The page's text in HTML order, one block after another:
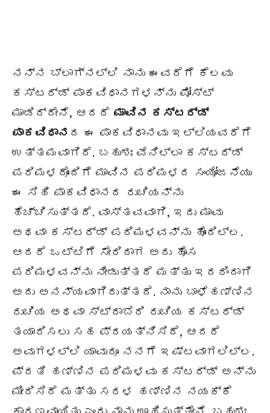
ನನ್ನ ಬ್ಲಾಗ್‌ನಲ್ಲಿ ನಾನು ಈವರೆಗೆ ಕೆಲವು
ಕಸ್ಟರ್ಡ್ ಪಾಕವಿಧಾನಗಳನ್ನು ಪೋಸ್ಟ್
ಮಾಡಿದ್ದೇನೆ, ಆದರೆ ಮಾವಿನ ಕಸ್ಟರ್ಡ್
ಪಾಕವಿಧಾನ ದ ಈ ಪಾಕವಿಧಾನವು ಇಲ್ಲಿಯವರೆಗೆ
ಉತ್ತಮವಾಗಿದೆ. ಬಹುಶಃ ವೆನಿಲ್ಲಾ ಕಸ್ಟರ್ಡ್
ಪರಿಮಳದೊಂದಿಗೆ ಮಾವಿನ ಪರಿಮಳದ ಸಂಯೋಜನೆಯು
ಈ ಸಿಹಿ ಪಾಕವಿಧಾನದ ರುಚಿಯನ್ನು
ಹೆಚ್ಚಿಸುತ್ತದೆ. ವಾಸ್ತವವಾಗಿ, ಇದು ಮಾವು
ಅಥವಾ ಕಸ್ಟರ್ಡ್ ಪರಿಮಳವನ್ನು ಹೊಂದಿಲ್ಲ.
ಆದರೆ ಒಟ್ಟಿಗೆ ಸೇರಿದಾಗ ಅದು ಹೊಸ
ಪರಿಮಳವನ್ನು ನೀಡುತ್ತದೆ ಮತ್ತು ಇದರಿಂದಾಗಿ
ಅದು ಅನನ್ಯವಾಗಿರುತ್ತದೆ. ನಾನು ಬಾಳೆಹಣ್ಣಿನ
ರುಚಿಯ ಅಥವಾ ಸ್ಟ್ರಾಬೆರಿ ರುಚಿಯ ಕಸ್ಟರ್ಡ್
ತಯಾರಿಸಲು ಸಹ ಪ್ರಯತ್ನಿಸಿದೆ, ಆದರೆ
ಅವುಗಳಲ್ಲಿ ಯಾವುದೂ ನನಗೆ ಇಷ್ಟವಾಗಲಿಲ್ಲ.
ಪ್ರತಿ ಹಣ್ಣಿನ ಪರಿಮಳವು ಕಸ್ಟರ್ಡ್ ಅನ್ನು
ಮೀರಿಸಿದೆ ಮತ್ತು ಸರಳ ಹಣ್ಣಿನ ನಯಕ್ಕೆ